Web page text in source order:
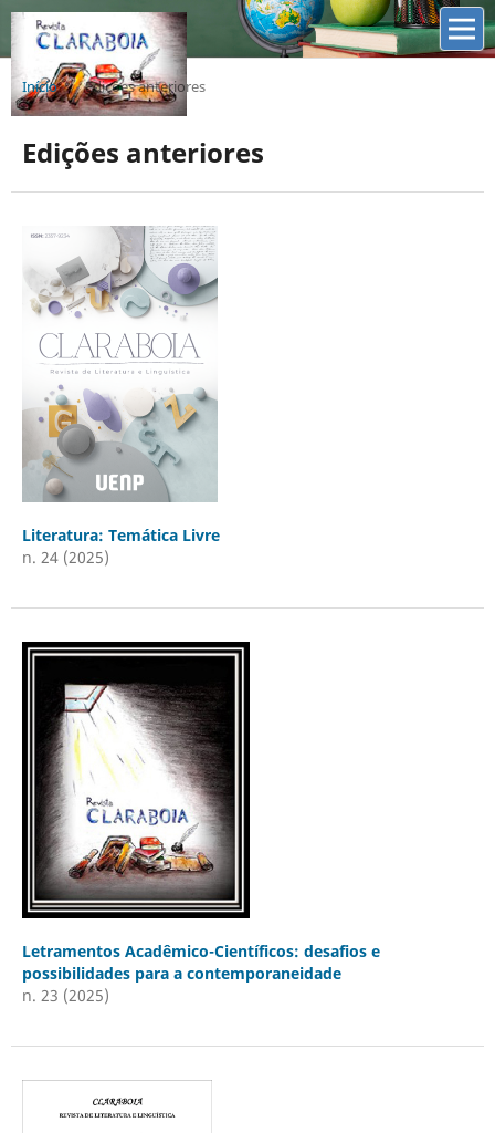
Início / Edições anteriores
Edições anteriores
Literatura: Temática Livre
n. 24 (2025)
Letramentos Acadêmico-Científicos: desafios e
possibilidades para a contemporaneidade
n. 23 (2025)